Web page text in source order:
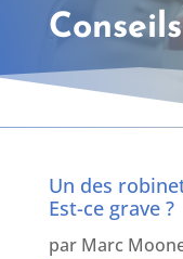
Un des
Est-ce grave ?
par Marc